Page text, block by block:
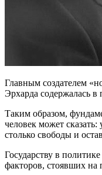
Главным создателем
Эрхарда содержалась
Таким образом,
человек может
столько свободы и
Государству в
факторов, стоявших на